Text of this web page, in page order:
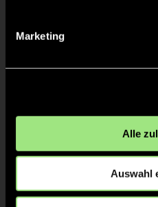
Marketing
Alle
Auswahl
TW = Torwart & ETW =
2:0 2’
2/
3:0 13’